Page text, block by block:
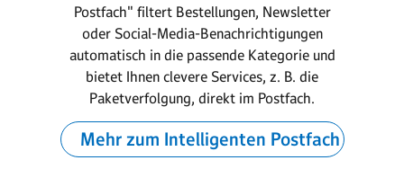
Postfach" filtert Be­stel­lungen, Newsletter
oder Social-Media-Benach­richtigungen
automatisch in die passende Kategorie und
bietet Ihnen clevere Services, z. B. die
Paket­ver­folgung, direkt im Postfach.
Mehr zum Intelligenten Postfach